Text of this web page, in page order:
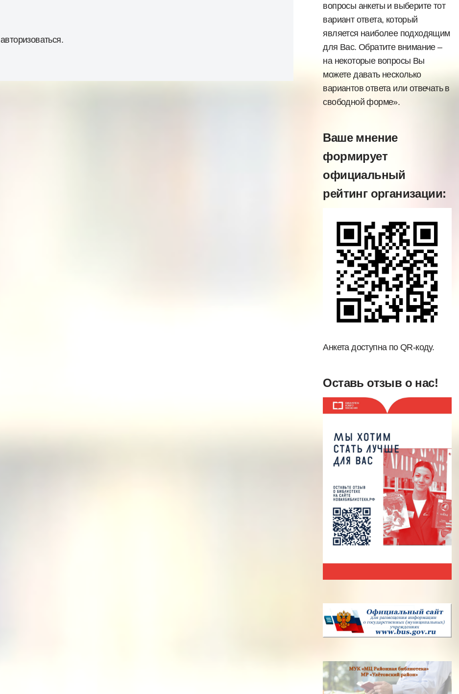
авторизоваться.
вопросы анкеты и выберите тот
вариант ответа, который
является наиболее подходящим
для Вас. Обратите внимание –
на некоторые вопросы Вы
можете давать несколько
вариантов ответа или отвечать в
свободной форме».
Ваше мнение
формирует
официальный
рейтинг организации:
Анкета доступна по QR-коду.
Оставь отзыв о нас!